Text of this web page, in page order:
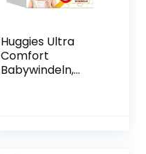
Huggies Ultra
Comfort
Babywindeln,